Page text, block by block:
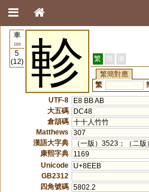
車
159
5
(12)
軫 繁 簡 港
繁簡對應
繁
UTF-8
E8 BB AB
大五碼
DC48
倉頡碼 十十人竹竹
Matthews
307
漢語大字典
（一版）3523；（二
康熙字典
1169
Unicode
U+8EEB
GB2312
四角號碼 5802.2